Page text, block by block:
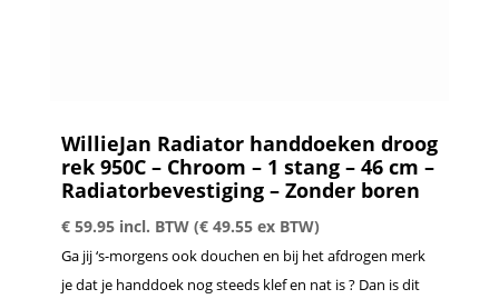
WillieJan Radiator handdoeken droog
rek 950C – Chroom – 1 stang – 46 cm –
Radiatorbevestiging – Zonder boren
€59.95 incl. BTW (€49.55ex BTW)
Ga jij ‘s-morgens ook douchen en bij het afdrogen merk
je dat je handdoek nog steeds klef en nat is ? Dan is dit